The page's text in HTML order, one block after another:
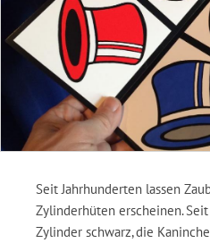
Seit Jahrhunderten lassen
Zylinderhüten erscheinen.
Zylinder schwarz, die